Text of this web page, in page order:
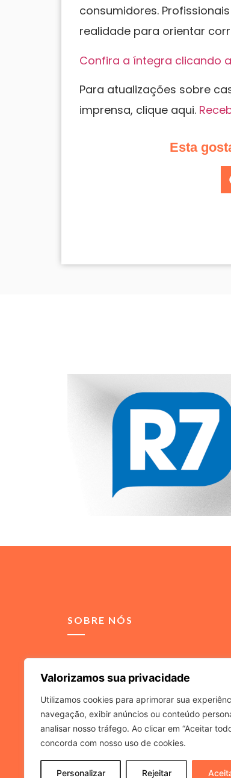
Valorizamos sua privacidade
Utilizamos cookies para aprimorar sua
navegação, exibir anúncios ou conteúdo
analisar nosso tráfego. Ao clicar em “Aceitar
concorda com nosso uso de cookies.
Personalizar Rejeitar
consumidores.
realidade para orientar
Confira a íntegra clicando
Para atualizações sobre
imprensa, clique aqui.
Esta
SOBRE NÓS
comunicação integrada,
relacionamento para
advogados e escritórios de
advocacia.